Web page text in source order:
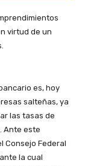
virtud de un
es, hoy
salteñas, ya
las tasas de
Ante este
Consejo Federal
la cual